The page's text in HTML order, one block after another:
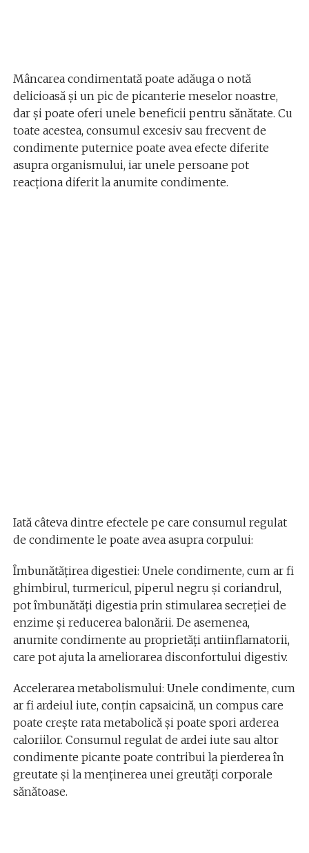
Mâncarea condimentată poate adăuga o notă
delicioasă și un pic de picanterie meselor noastre,
dar și poate oferi unele beneficii pentru sănătate. Cu
toate acestea, consumul excesiv sau frecvent de
condimente puternice poate avea efecte diferite
asupra organismului, iar unele persoane pot
reacționa diferit la anumite condimente.
Iată câteva dintre efectele pe care consumul regulat
de condimente le poate avea asupra corpului:
Îmbunătățirea digestiei: Unele condimente, cum ar fi
ghimbirul, turmericul, piperul negru și coriandrul,
pot îmbunătăți digestia prin stimularea secreției de
enzime și reducerea balonării. De asemenea,
anumite condimente au proprietăți antiinflamatorii,
care pot ajuta la ameliorarea disconfortului digestiv.
Accelerarea metabolismului: Unele condimente, cum
ar fi ardeiul iute, conțin capsaicină, un compus care
poate crește rata metabolică și poate spori arderea
caloriilor. Consumul regulat de ardei iute sau altor
condimente picante poate contribui la pierderea în
greutate și la menținerea unei greutăți corporale
sănătoase.